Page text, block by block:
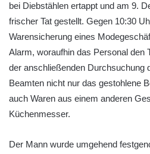
bei Diebstählen ertappt und am 9.
frischer Tat gestellt. Gegen 10:30
Warensicherung eines
Alarm, woraufhin das Personal den
der anschließenden Durchsuchung
Beamten nicht nur das gestohlene
auch Waren aus einem anderen
Küchenmesser.
Der Mann wurde umgehend